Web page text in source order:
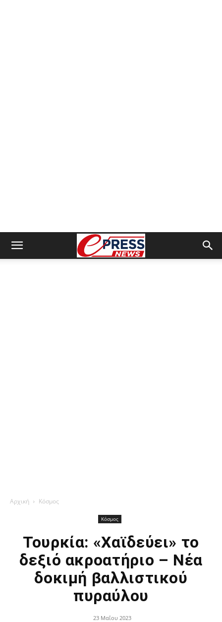
Αρχική Κόσμος
Κόσμος
Τουρκία: «Χαϊδεύει» το
δεξιό ακροατήριο – Νέα
δοκιμή βαλλιστικού
πυραύλου
23 Μαΐου 2023